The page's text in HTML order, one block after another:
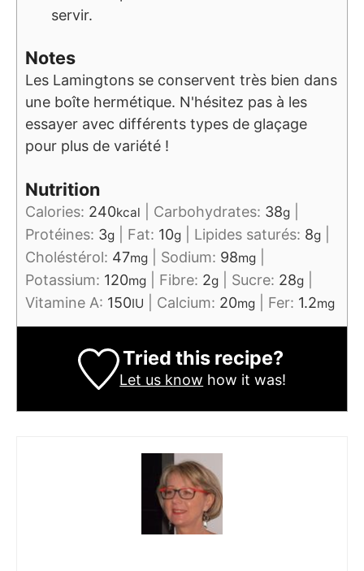
servir.
Notes
Les Lamingtons se conservent très bien dans
une boîte hermétique. N'hésitez pas à les
essayer avec différents types de glaçage
pour plus de variété !
Nutrition
Calories: 240kcal Carbohydrates: 38g
Protéines: 3g Fat: 10g Lipides saturés: 8g
Choléstérol: 47mg Sodium: 98mg
Potassium: 120mg Fibre: 2g Sucre: 28g
Vitamine A: 150IU Calcium: 20mg Fer: 1.2mg
Tried this recipe?
Let us know how it was!